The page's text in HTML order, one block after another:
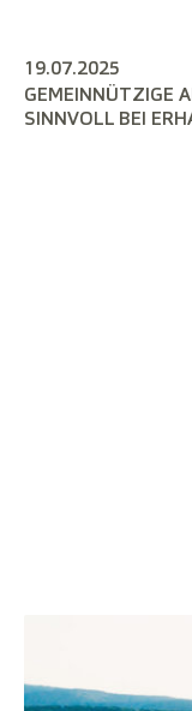
19.07.2025
GEMEINNÜTZIGE
SINNVOLL BEI